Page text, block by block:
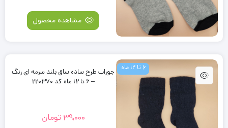
مشاهده محصول
6 تا 12 ماه
جوراب طرح ساده ساق بلند سرمه ای رنگ
– 6 تا 12 ماه کد 220370
39,000 تومان